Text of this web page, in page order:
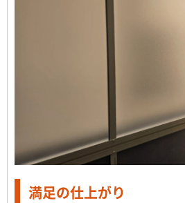
満足の仕上がり